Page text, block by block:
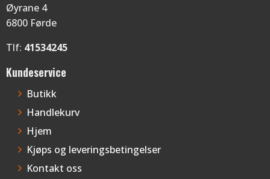
Øyrane 4
6800 Førde
Tlf: 41534245
Kundeservice
Butikk
Handlekurv
Hjem
Kjøps og leveringsbetingelser
Kontakt oss